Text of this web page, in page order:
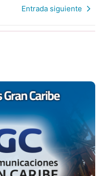
Entrada siguiente